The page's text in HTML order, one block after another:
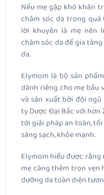
Nếu mẹ gặp khó khăn
chăm sóc da trong
lời khuyên là mẹ nên
chăm sóc da để gia
da.
Elymom là bộ sản
dành riêng cho mẹ bầu
và sản xuất bởi đội
ty Dược Đại Bắc với
tới giải pháp an toàn,
sáng sạch, khỏe mạnh.
Elymom hiểu được
mẹ càng thêm trọn vẹn
dưỡng da toàn diện